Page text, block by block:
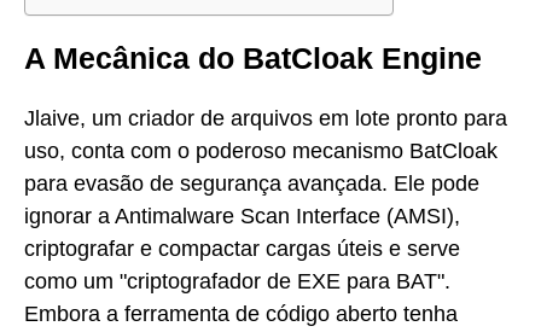
A Mecânica do BatCloak Engine
Jlaive, um criador de arquivos em lote pronto para
uso, conta com o poderoso mecanismo BatCloak
para evasão de segurança avançada. Ele pode
ignorar a Antimalware Scan Interface (AMSI),
criptografar e compactar cargas úteis e serve
como um "criptografador de EXE para BAT".
Embora a ferramenta de código aberto tenha